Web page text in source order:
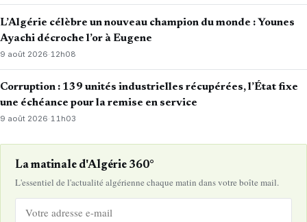
L’Algérie célèbre un nouveau champion du monde : Younes
Ayachi décroche l’or à Eugene
9 août 2026· 12h08
Corruption : 139 unités industrielles récupérées, l’État fixe
une échéance pour la remise en service
9 août 2026·11h03
La matinale d'Algérie 360°
L'essentiel de l'actualité algérienne chaque matin dans votre boîte mail.